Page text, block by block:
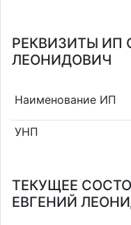
РЕКВИЗИТЫ ИП
ЛЕОНИДОВИЧ
Наименование ИП
УНП
ТЕКУЩЕЕ
ЕВГЕНИЙ